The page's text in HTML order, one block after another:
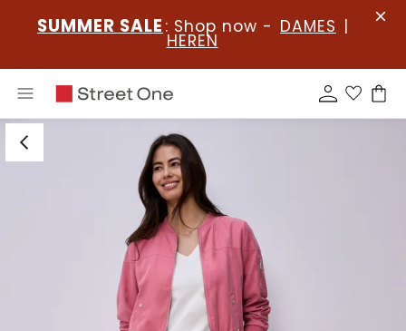
SUMMER SALE : Shop now - DAMES |
HEREN